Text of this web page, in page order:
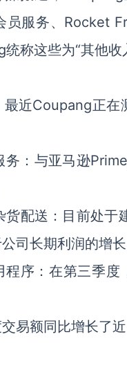
员服务、Rocket
称这些为“其他收
近Coupang正
务：与亚马逊
配送：目前处于
司长期利润的增长
序：在第三季
易额同比增长了